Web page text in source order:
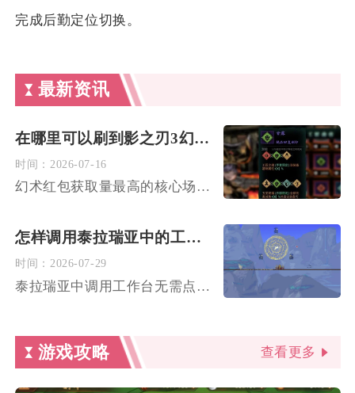
完成后勤定位切换。
最新资讯
在哪里可以刷到影之刃3幻术红包较多
时间： 2026-07-16
幻术红包获取量最高的核心场景为黑暗虚空限时副本、逆天难度主线...
怎样调用泰拉瑞亚中的工作台
时间： 2026-07-29
泰拉瑞亚中调用工作台无需点击工作台本体，将工作台放置在平整实...
游戏攻略 查看更多